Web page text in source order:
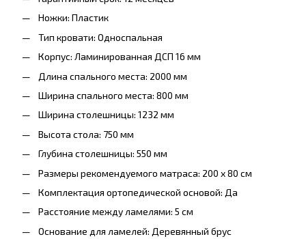
Ножки: Пластик
Тип кровати: Односпальная
Корпус: Ламинированная ДСП 16 мм
Длина спального места: 2000 мм
Ширина спального места: 800 мм
Ширина столешницы: 1232 мм
Высота стола: 750 мм
Глубина столешницы: 550 мм
Размеры рекомендуемого матраса: 200 x 80 см
Комплектация ортопедической основой: Да
Расстояние между ламелями: 5 см
Основание для ламелей: Деревянный брус